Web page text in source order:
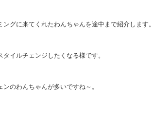
ングに来てくれたわんちゃんを途中まで紹介します。
タイルチェンジしたくなる様です。
ンのわんちゃんが多いですね～。